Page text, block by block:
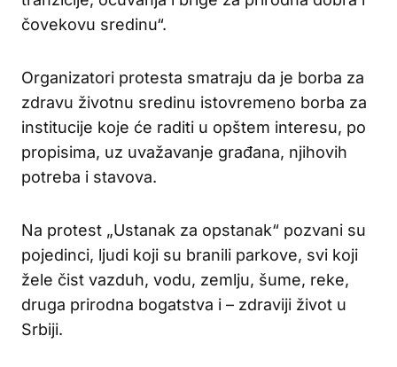
čovekovu sredinu“.
Organizatori protesta smatraju da je borba za
zdravu životnu sredinu istovremeno borba za
institucije koje će raditi u opštem interesu, po
propisima, uz uvažavanje građana, njihovih
potreba i stavova.
Na protest „Ustanak za opstanak“ pozvani su
pojedinci, ljudi koji su branili parkove, svi koji
žele čist vazduh, vodu, zemlju, šume, reke,
druga prirodna bogatstva i – zdraviji život u
Srbiji.